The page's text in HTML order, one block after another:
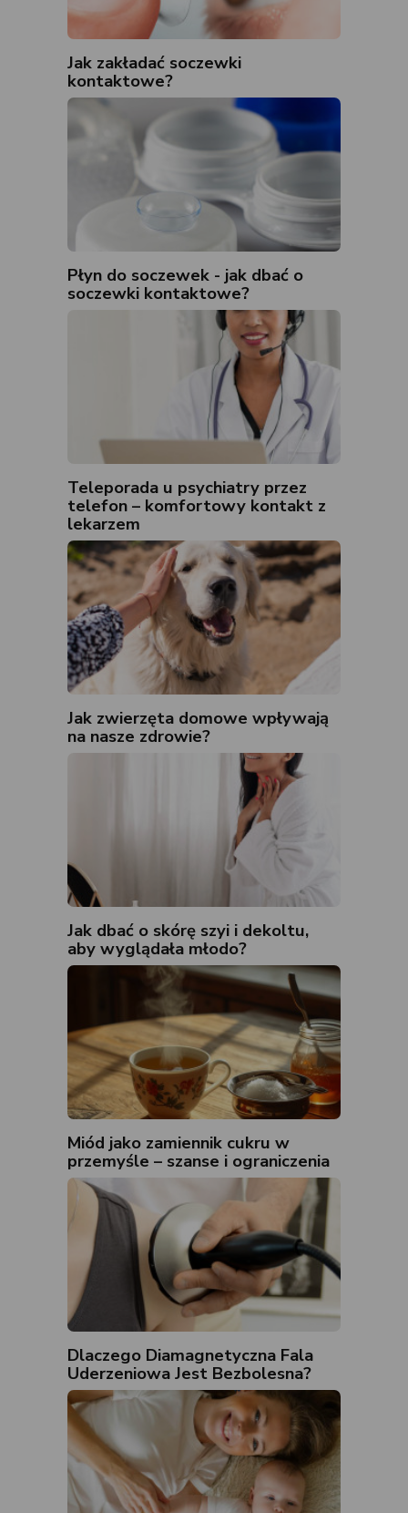
Jak zakładać soczewki
kontaktowe?
Płyn do soczewek - jak dbać o
soczewki kontaktowe?
Teleporada u psychiatry przez
telefon – komfortowy kontakt z
lekarzem
Jak zwierzęta domowe wpływają
na nasze zdrowie?
Jak dbać o skórę szyi i dekoltu,
aby wyglądała młodo?
Miód jako zamiennik cukru w
przemyśle – szanse i ograniczenia
Dlaczego Diamagnetyczna Fala
Uderzeniowa Jest Bezbolesna?